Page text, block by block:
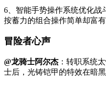
6、智能手势操作系统优化战
按蓄力的组合操作简单却富有
冒险者心声
@龙骑士阿尔杰 ：转职系统
士后，光铸铠甲的特效在暗